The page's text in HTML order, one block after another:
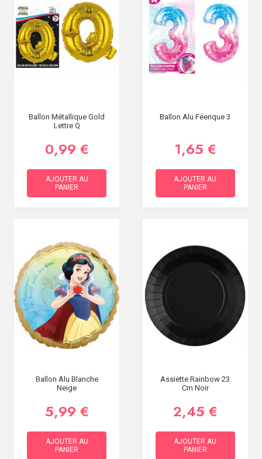
Ballon Métallique Gold
Lettre Q
0,99 €
AJOUTER AU
PANIER
Ballon Alu Féerique 3
1,65 €
AJOUTER AU
PANIER
Ballon Alu Blanche
Neige
5,99 €
AJOUTER AU
PANIER
Assiette Rainbow 23
Cm Noir
2,45 €
AJOUTER AU
PANIER